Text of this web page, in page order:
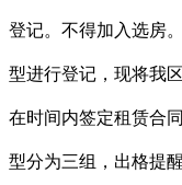
登记。不得加入选房
型进行登记，现将我
在时间内签定租赁合
型分为三组，出格提